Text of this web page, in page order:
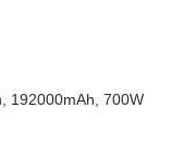
192000mAh, 700W